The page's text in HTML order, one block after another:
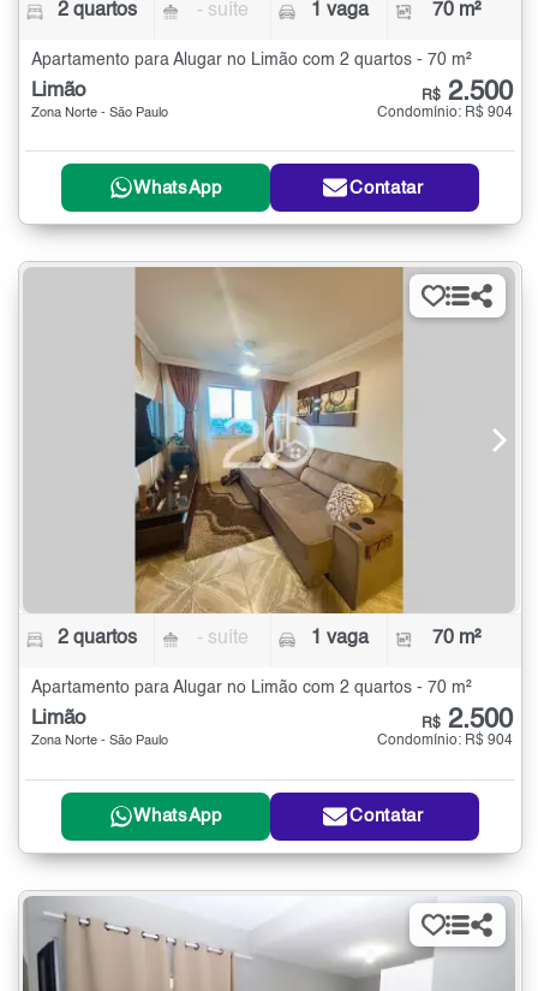
2 quartos - suíte 1 vaga 70 m²
Apartamento para Alugar no Limão com 2 quartos - 70 m²
Limão
Zona Norte - São Paulo
R$ 2.500
Condomínio: R$ 904
WhatsApp Contatar
2 quartos - suíte 1 vaga 70 m²
Apartamento para Alugar no Limão com 2 quartos - 70 m²
Limão
Zona Norte - São Paulo
R$ 2.500
Condomínio: R$ 904
WhatsApp Contatar